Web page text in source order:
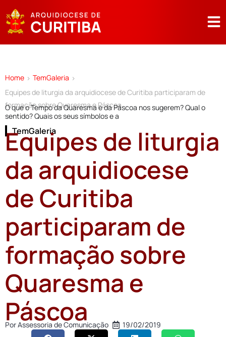
Home > TemGaleria >
Equipes de liturgia da arquidiocese de Curitiba participaram de
formação sobre Quaresma e Páscoa
O que o Tempo da Quaresma e da Páscoa nos sugerem? Qual o
sentido? Quais os seus símbolos e a
TemGaleria
Equipes de liturgia
da arquidiocese
de Curitiba
participaram de
formação sobre
Quaresma e
Páscoa
PorAssessoria de Comunicação 19/02/2019